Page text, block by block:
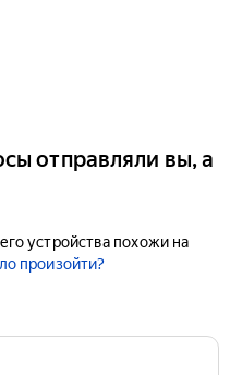
отправляли вы, а
устройства похожи на
произойти?